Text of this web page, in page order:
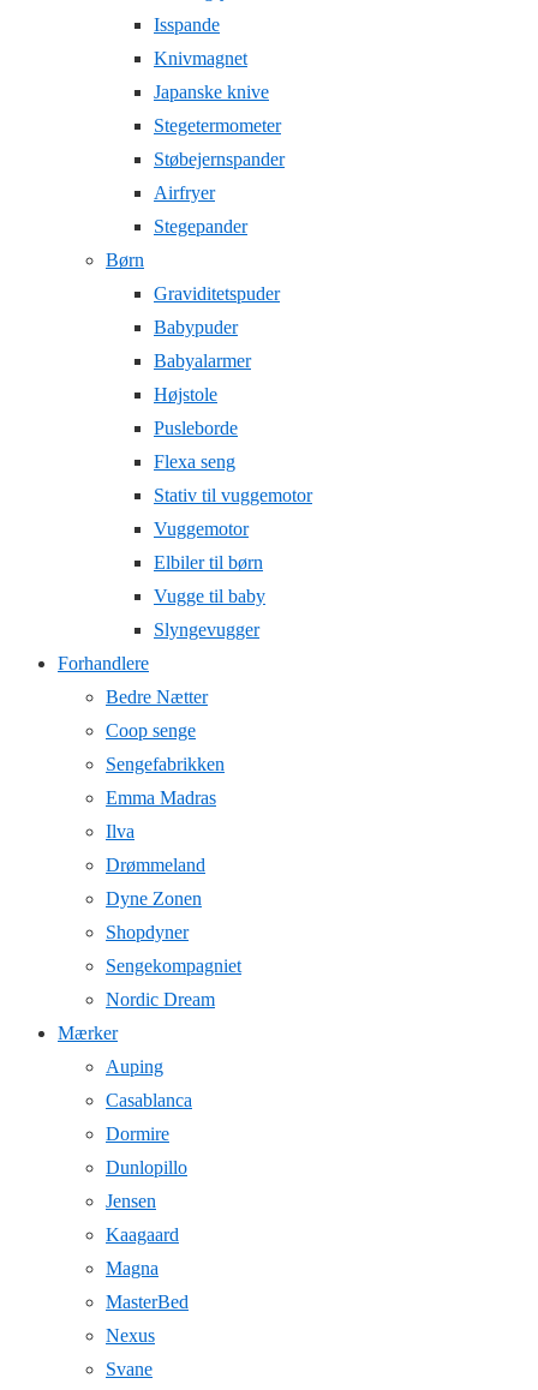
Isspande
Knivmagnet
Japanske knive
Stegetermometer
Støbejernspander
Airfryer
Stegepander
Børn
Graviditetspuder
Babypuder
Babyalarmer
Højstole
Pusleborde
Flexa seng
Stativ til vuggemotor
Vuggemotor
Elbiler til børn
Vugge til baby
Slyngevugger
Forhandlere
Bedre Nætter
Coop senge
Sengefabrikken
Emma Madras
Ilva
Drømmeland
Dyne Zonen
Shopdyner
Sengekompagniet
Nordic Dream
Mærker
Auping
Casablanca
Dormire
Dunlopillo
Jensen
Kaagaard
Magna
MasterBed
Nexus
Svane